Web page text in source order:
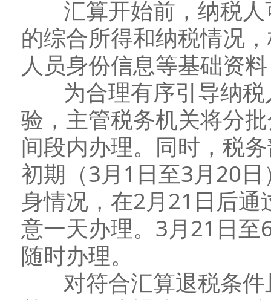
汇算开始前，纳税人
的综合所得和纳税情况
人员身份信息等基础资
为合理有序引导纳税
验，主管税务机关将分
间段内办理。同时，税
初期（3月1日至3月20
身情况，在2月21日后通
意一天办理。3月21日
随时办理。
对符合汇算退税条件